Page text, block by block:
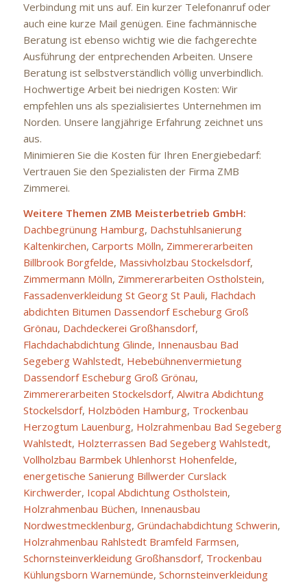
Verbindung mit uns auf. Ein kurzer Telefonanruf oder
auch eine kurze Mail genügen. Eine fachmännische
Beratung ist ebenso wichtig wie die fachgerechte
Ausführung der entprechenden Arbeiten. Unsere
Beratung ist selbstverständlich völlig unverbindlich.
Hochwertige Arbeit bei niedrigen Kosten: Wir
empfehlen uns als spezialisiertes Unternehmen im
Norden. Unsere langjährige Erfahrung zeichnet uns
aus.
Minimieren Sie die Kosten für Ihren Energiebedarf:
Vertrauen Sie den Spezialisten der Firma ZMB
Zimmerei.
Weitere Themen ZMB Meisterbetrieb GmbH:
Dachbegrünung Hamburg, Dachstuhlsanierung
Kaltenkirchen, Carports Mölln, Zimmererarbeiten
Billbrook Borgfelde, Massivholzbau Stockelsdorf,
Zimmermann Mölln, Zimmererarbeiten Ostholstein,
Fassadenverkleidung St Georg St Pauli, Flachdach
abdichten Bitumen Dassendorf Escheburg Groß
Grönau, Dachdeckerei Großhansdorf,
Flachdachabdichtung Glinde, Innenausbau Bad
Segeberg Wahlstedt, Hebebühnenvermietung
Dassendorf Escheburg Groß Grönau,
Zimmererarbeiten Stockelsdorf, Alwitra Abdichtung
Stockelsdorf, Holzböden Hamburg, Trockenbau
Herzogtum Lauenburg, Holzrahmenbau Bad Segeberg
Wahlstedt, Holzterrassen Bad Segeberg Wahlstedt,
Vollholzbau Barmbek Uhlenhorst Hohenfelde,
energetische Sanierung Billwerder Curslack
Kirchwerder, Icopal Abdichtung Ostholstein,
Holzrahmenbau Büchen, Innenausbau
Nordwestmecklenburg, Gründachabdichtung Schwerin,
Holzrahmenbau Rahlstedt Bramfeld Farmsen,
Schornsteinverkleidung Großhansdorf, Trockenbau
Kühlungsborn Warnemünde, Schornsteinverkleidung